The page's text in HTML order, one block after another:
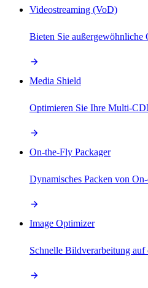
Videostreaming (VoD)
Bieten Sie außergewöhnliche
Media Shield
Optimieren Sie Ihre Multi-
On-the-Fly Packager
Dynamisches Packen von
Image Optimizer
Schnelle Bildverarbeitung auf